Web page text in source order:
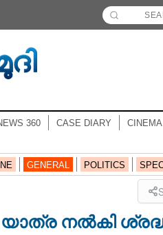
360 CASE DIARY CINEMA
GENERAL POLITICS
നൽകി